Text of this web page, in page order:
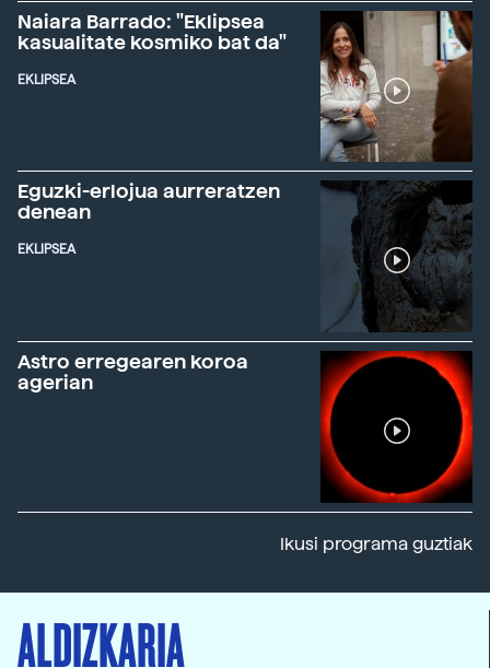
Naiara Barrado: "Eklipsea
kasualitate kosmiko bat da"
EKLIPSEA
Eguzki-erlojua aurreratzen
denean
EKLIPSEA
Astro erregearen koroa
agerian
Ikusi programa guztiak
ALDIZKARIA